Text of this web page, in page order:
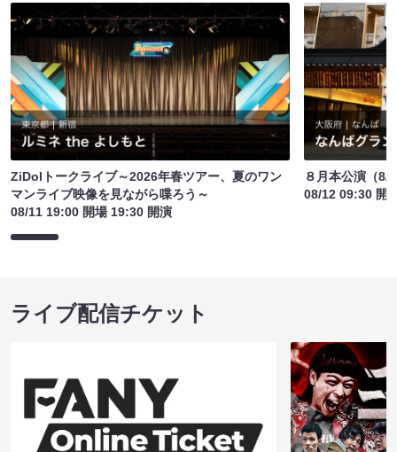
ZiDolトークライブ～2026年春ツアー、夏のワン
マンライブ映像を見ながら喋ろう～
08/11 19:00 開場 19:30 開演
８月本公演（8/
08/12 09:30 開
ライブ配信チケット